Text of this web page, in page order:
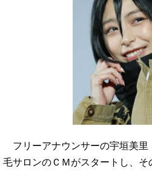
フリーアナウンサーの宇垣美里
毛サロンのＣＭがスタートし、そ